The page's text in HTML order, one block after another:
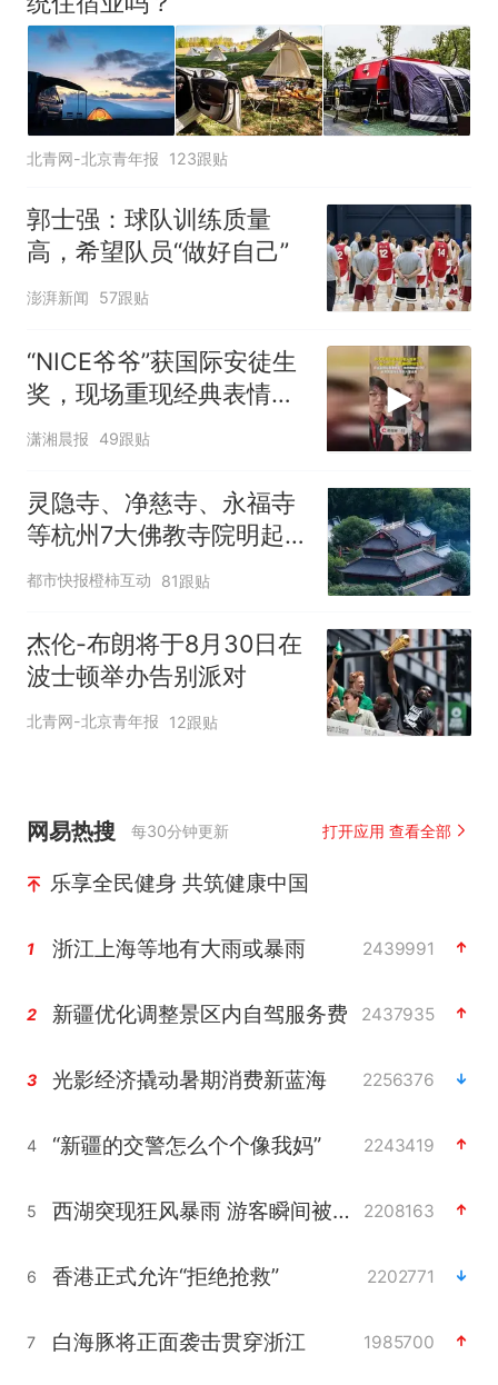
北青网-北京青年报 123跟贴
郭士强：球队训练质量
高，希望队员“做好自己”
澎湃新闻 57跟贴
“NICE爷爷”获国际安徒生
奖，现场重现经典表情
包，向中国粉丝问好
潇湘晨报 49跟贴
灵隐寺、净慈寺、永福寺
等杭州7大佛教寺院明起
临时关闭，别跑空了
都市快报橙柿互动 81跟贴
杰伦-布朗将于8月30日在
波士顿举办告别派对
北青网-北京青年报 12跟贴
网易热搜 每30分钟更新 打开应用 查看全部
乐享全民健身 共筑健康中国
1 浙江上海等地有大雨或暴雨 2439991
2 新疆优化调整景区内自驾服务费 2437935
3 光影经济撬动暑期消费新蓝海 2256376
4 “新疆的交警怎么个个像我妈” 2243419
5 西湖突现狂风暴雨 游客瞬间被浇透 2208163
6 香港正式允许“拒绝抢救” 2202771
7 白海豚将正面袭击贯穿浙江 1985700